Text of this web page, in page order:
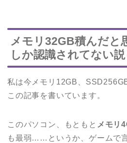
メモリ32GB積んだと
しか認識されてない
私は今メモリ12GB、
この記事を書いています。
このパソコン、もともと メモリ
も最弱……というか、ゲームで